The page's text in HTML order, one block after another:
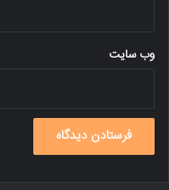
وب‌ سایت